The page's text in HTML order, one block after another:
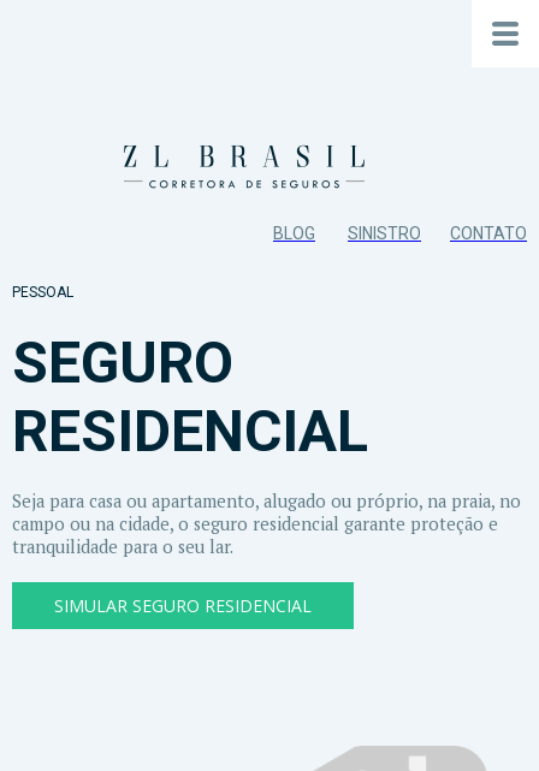
BLOG SINISTRO CONTATO
PESSOAL
SEGURO
RESIDENCIAL
Seja para casa ou apartamento, alugado ou próprio, na praia, no
campo ou na cidade, o seguro residencial garante proteção e
tranquilidade para o seu lar.
SIMULAR SEGURO RESIDENCIAL